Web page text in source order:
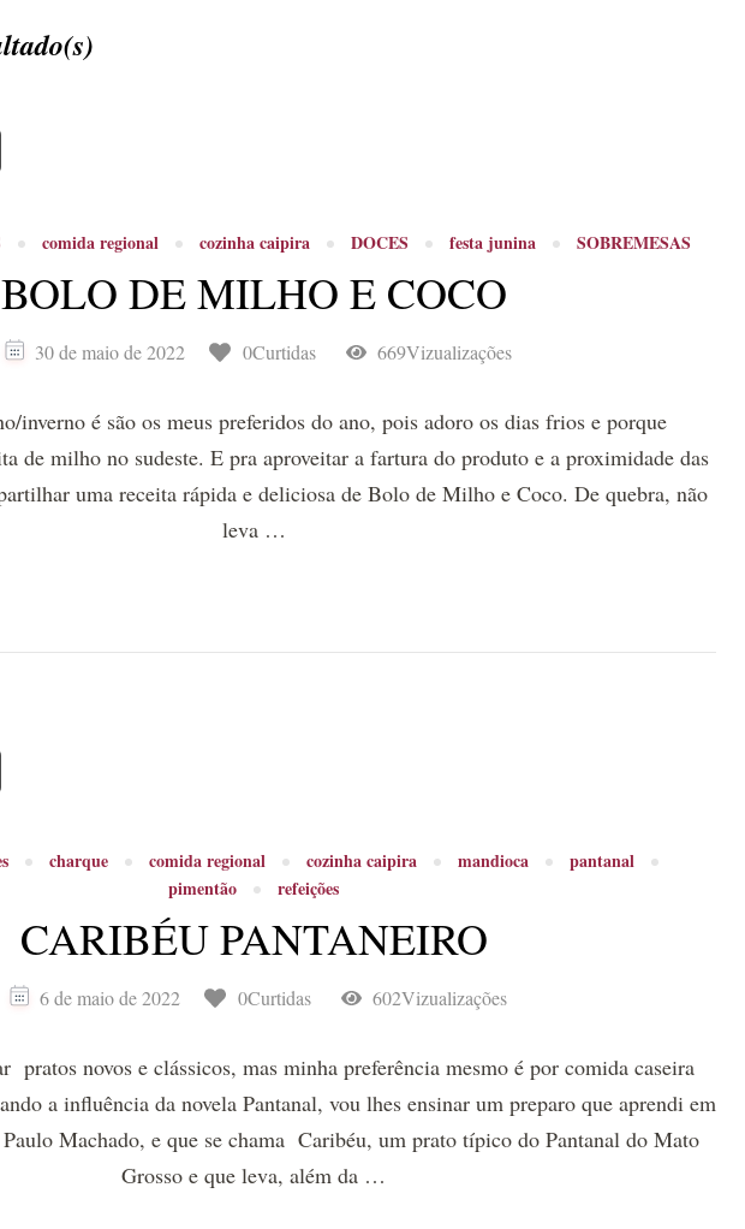
comida regional cozinha caipira DOCES festa junina SOBREMESAS
BOLO DE MILHO E COCO
30 de maio de 2022 0Curtidas 669Vizualizações
inverno é são os meus preferidos do ano, pois adoro os dias frios e porque
de milho no sudeste. E pra aproveitar a fartura do produto e a proximidade das
uma receita rápida e deliciosa de Bolo de Milho e Coco. De quebra, não
leva …
charque comida regional cozinha caipira mandioca
pantanal
pimentão
refeições
CARIBÉU PANTANEIRO
6 de maio de 2022 0Curtidas 602Vizualizações
pratos novos e clássicos, mas minha preferência mesmo é por comida caseira
a influência da novela Pantanal, vou lhes ensinar um preparo que aprendi em
Machado, e que se chama Caribéu, um prato típico do Pantanal do Mato
Grosso e que leva, além da …